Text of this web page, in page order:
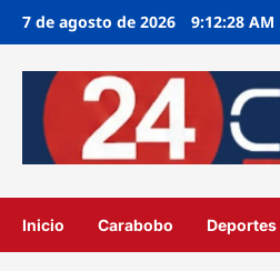
7 de agosto de 2026 9:12:29 AM
Inicio Carabobo Deportes